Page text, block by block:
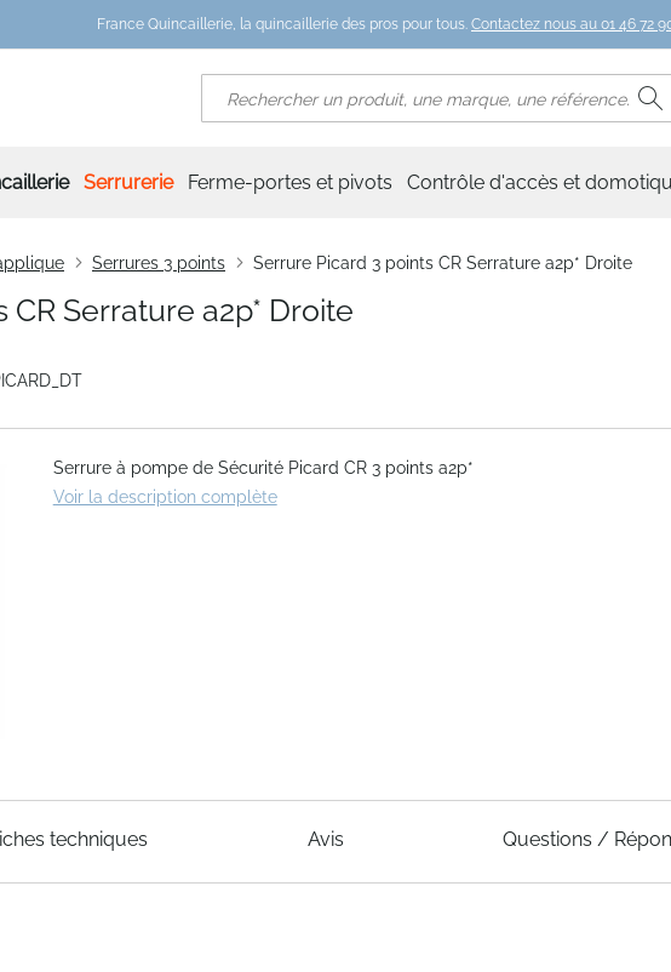
France Quincaillerie, la quincaillerie des pros pour tous. Contactez nous au 01 46 72
Serrurerie Ferme-portes et pivots Contrôle d'accès et
Serrures 3 points Serrure Picard 3 points CR Serrature a2p* Droite
Serrature a2p* Droite
Serrure à pompe de Sécurité Picard CR 3 points a2p*
Voir la description complète
techniques Avis Questions /